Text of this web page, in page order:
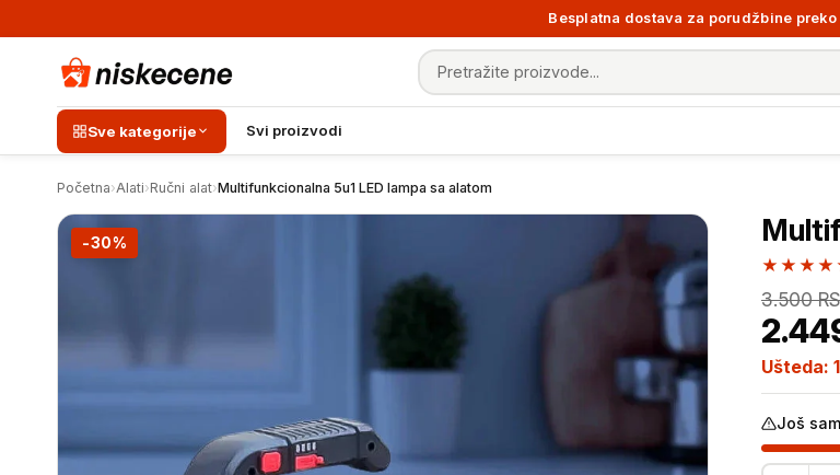
Besplatna dostava za porudžbine preko
Pretraga proizvoda
Sve kategorije Svi proizvodi
Početna›Alati›Ručni alat›Multifunkcionalna 5u1 LED lampa sa alatom
-30%
3.500
Ušteda:
Još
Multifunkcionalna 5u1 LED lampa sa alatom